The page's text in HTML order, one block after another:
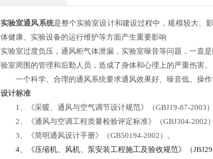
实验室通风系统是整个实验室设计和建设过程中，规模较大、
体健康、实验设备的运行维护等方面产生重要影响
实验室过度负压，通风柜气体泄漏，实验室噪音等问题，一直
验室周围的管理和后勤人员，造成了身体和心理上的严重伤
一个科学、合理的通风系统要求通风效果好、噪音低、操作
设计标准
1、《采暖、通风与空气调节设计规范》（GBJ19-87-
2、《通风与空调工程质量检验评定标准》（GBJ304-
3、《简明通风设计手册》（GB50194-2002）。
4、《压缩机、风机、泵安装工程施工及验收规范》（